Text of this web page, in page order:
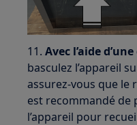
11. Avec l’aide
basculez l’appareil
assurez-vous que le
est recommandé de
l’appareil pour